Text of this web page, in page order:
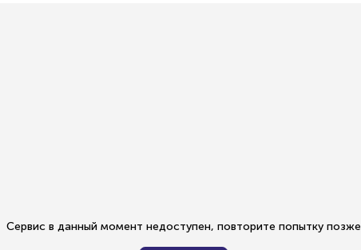
Сервис в данный момент недоступен, повторите попытку позже